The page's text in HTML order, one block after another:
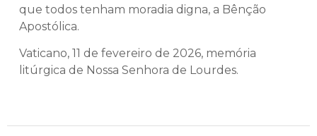
que todos tenham moradia digna, a Bênção
Apostólica.
Vaticano, 11 de fevereiro de 2026, memória
litúrgica de Nossa Senhora de Lourdes.